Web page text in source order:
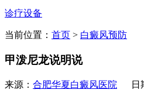
诊疗设备
当前位置： 首页 > 白癜风预防
甲泼尼龙说明说
来源： 合肥华夏白癜风医院 日